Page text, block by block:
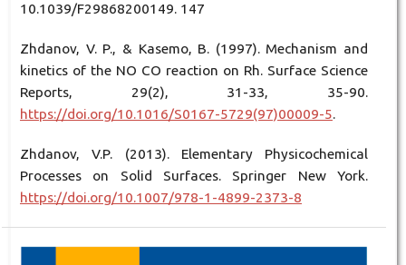
10.1039/F29868200149. 147
Zhdanov, V. P., & Kasemo, B. (1997). Mechanism and
kinetics of the NO CO reaction on Rh. Surface Science
Reports, 29(2), 31-33, 35-90.
https://doi.org/10.1016/S0167-5729(97)00009-5.
Zhdanov, V.P. (2013). Elementary Physicochemical
Processes on Solid Surfaces. Springer New York.
https://doi.org/10.1007/978-1-4899-2373-8